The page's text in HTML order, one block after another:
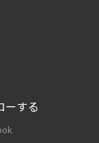
ーする